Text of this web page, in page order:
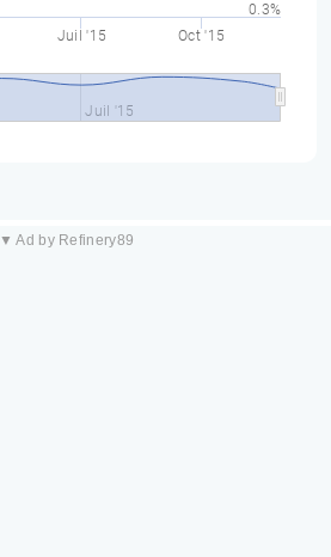
Juil '15 Oct '15
Juil '15
0.3%
▼ Ad by Refinery89